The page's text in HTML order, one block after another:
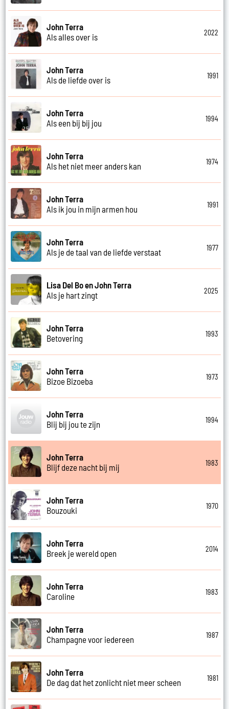
John Terra
Als alles over is
2022
John Terra
Als de liefde over is
1991
John Terra
Als een bij bij jou
1994
John Terra
Als het niet meer anders kan
1974
John Terra
Als ik jou in mijn armen hou
1991
John Terra
Als je de taal van de liefde verstaat
1977
Lisa Del Bo en John Terra
Als je hart zingt
2025
John Terra
Betovering
1993
John Terra
Bizoe Bizoeba
1973
John Terra
Blij bij jou te zijn
1994
John Terra
Blijf deze nacht bij mij
1983
John Terra
Bouzouki
1970
John Terra
Breek je wereld open
2014
John Terra
Caroline
1983
John Terra
Champagne voor iedereen
1987
John Terra
De dag dat het zonlicht niet meer scheen
1981